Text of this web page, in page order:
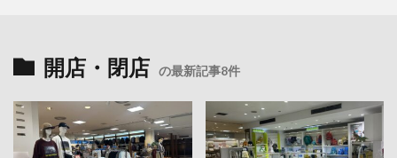
開店・閉店 の最新記事8件